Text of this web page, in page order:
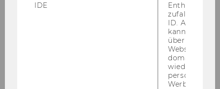
Univ.-Prof. Dr. Georg Eckert
IDE
Enthält eine
ID. Anhand
kann Google
über
Websites
Werbung